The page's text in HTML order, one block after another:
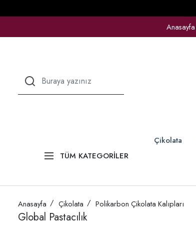
Anasayfa
TÜM KATEGORİLER
Çikolata
Anasayfa Çikolata Polikarbon Çikolata Kalıpları
Global Pastacılık